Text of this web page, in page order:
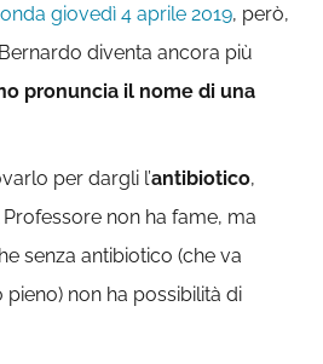
giovedì 4 aprile 2019, però,
diventa ancora più
pronuncia il nome di una
per dargli l’antibiotico,
non ha fame, ma
senza antibiotico (che va
non ha possibilità di